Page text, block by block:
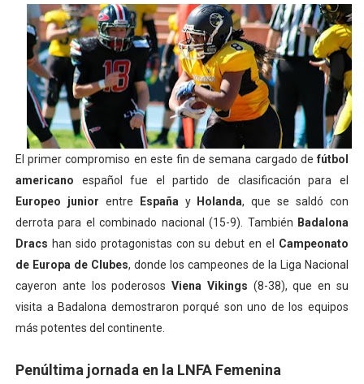
Mundial de esgrima 2026 (Hong Kong) - La
Raquel Rodriguez es la nueva monarca
Athletes Unlimited Softball League 2026 - Las Utah
Mundial de piragüismo slalom 2026 (Oklahoma City,
Tour de Francia masculino 2026 - Tadej Pogacar
Mundial de Fórmula 1 2026 - Lando Norris consigue
Campeonato de Europa de high diving 2026 (París,
El primer compromiso en este fin de semana cargado defútbol
americano español fue el partido de clasificación para el
Europeo junior entre España yHolanda, que se saldó con
derrota para el combinado nacional (15-9). También Badalona
Dracs han sido protagonistas con su debut en el Campeonato
de Europa de Clubes, donde los campeones de la Liga Nacional
cayeron ante los poderososViena Vikings (8-38), que en su
visita a Badalona demostraron porqué son uno de los equipos
más potentes del continente.
Penúltima jornada en la LNFA Femenina